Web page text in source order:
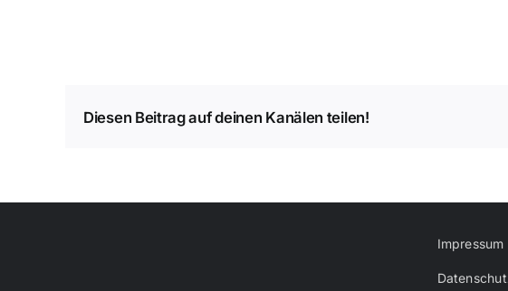
Diesen Beitrag auf deinen Kanälen teilen!
Impressum